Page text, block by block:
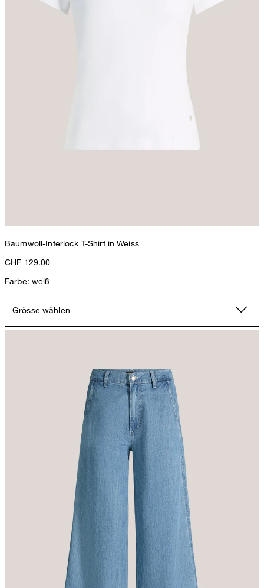
Baumwoll-Interlock T-Shirt in Weiss
CHF 129.00
Farbe: weiß
Grösse wählen